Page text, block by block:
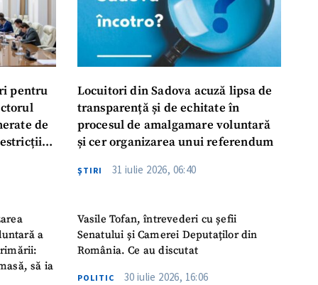
pentru
de
a
să ia
Locuitori din Sadova acuză lipsa de
transparență și de echitate în
procesul de amalgamare voluntară
și cer organizarea unui referendum
ŞTIRI 31 iulie 2026, 06:40
Vasile Tofan, întrevederi cu șefii
Senatului și Camerei Deputaților din
România. Ce au discutat
POLITIC 30 iulie 2026, 16:06